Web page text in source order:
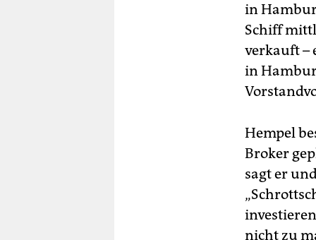
in
Schiff
verkauft –
in
Hempel
Broker
sagt er
nicht zu